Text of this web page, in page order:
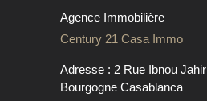
Agence Immobilière
Century 21 Casa Immo
Adresse : 2 Rue Ibnou Jahir
Bourgogne Casablanca